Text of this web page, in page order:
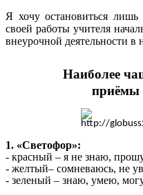
Я хочу остановиться
своей работы учителя
внеурочной деятельности в
Наиболее
приёмы
1. «Светофор»:
- красный – я не знаю,
- желтый– сомневаюсь, не
- зеленый – знаю, умею,